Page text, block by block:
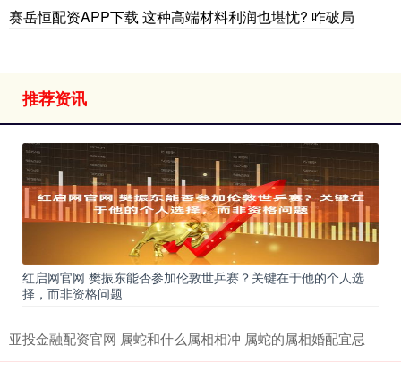
赛岳恒配资APP下载 这种高端材料利润也堪忧? 咋破局
推荐资讯
红启网官网 樊振东能否参加伦敦世乒赛？关键在于他的个人选
择，而非资格问题
亚投金融配资官网 属蛇和什么属相相冲 属蛇的属相婚配宜忌